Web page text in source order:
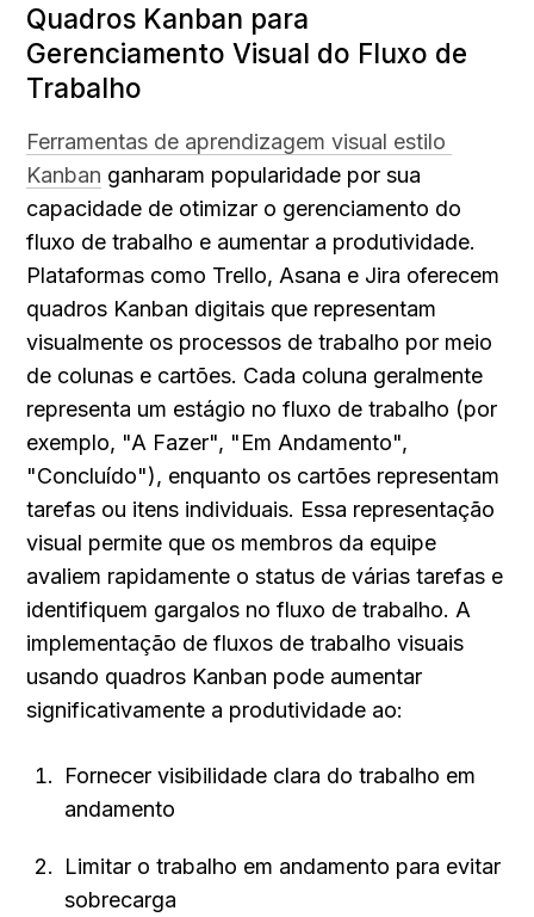
Quadros Kanban para
Gerenciamento Visual do Fluxo de
Trabalho
Ferramentas de aprendizagem visual estilo
Kanban ganharam popularidade por sua
capacidade de otimizar o gerenciamento do
fluxo de trabalho e aumentar a produtividade.
Plataformas como Trello, Asana e Jira oferecem
quadros Kanban digitais que representam
visualmente os processos de trabalho por meio
de colunas e cartões. Cada coluna geralmente
representa um estágio no fluxo de trabalho (por
exemplo, "A Fazer", "Em Andamento",
"Concluído"), enquanto os cartões representam
tarefas ou itens individuais. Essa representação
visual permite que os membros da equipe
avaliem rapidamente o status de várias tarefas e
identifiquem gargalos no fluxo de trabalho. A
implementação de fluxos de trabalho visuais
usando quadros Kanban pode aumentar
significativamente a produtividade ao:
Fornecer visibilidade clara do trabalho em
andamento
Limitar o trabalho em andamento para evitar
sobrecarga